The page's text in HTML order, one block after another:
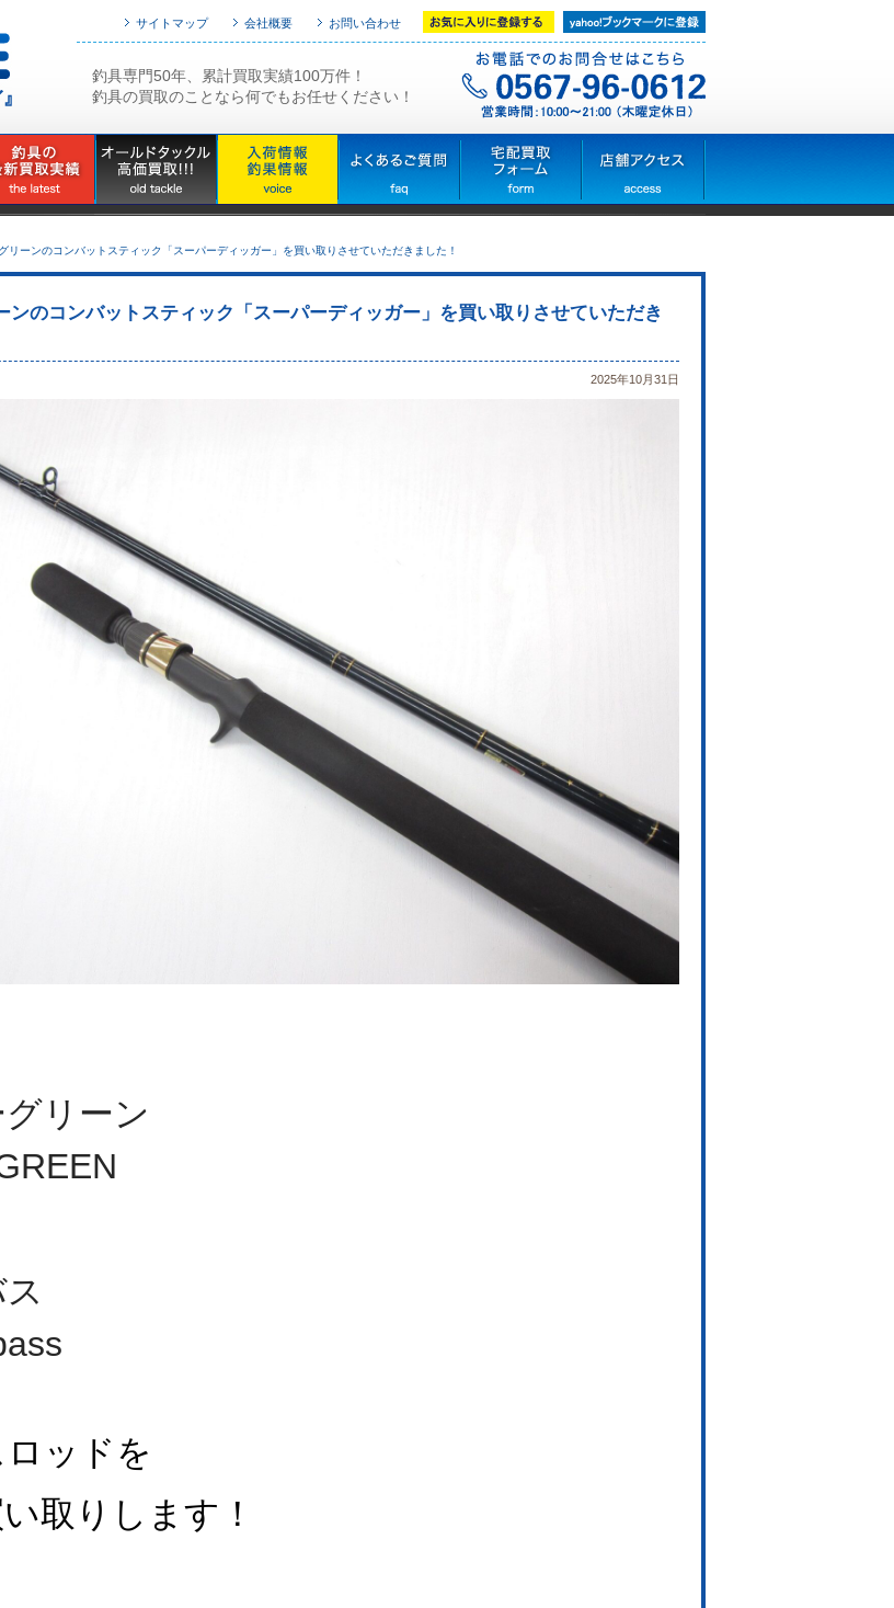
サイトマップ 会社概要 お問い合わせ
釣具専門50年、累計買取実績100万件！
釣具の買取のことなら何でもお任せください！
リーンのコンバットスティック「スーパーディッガー」を買い取りさせていただきました！
ンのコンバットスティック「スーパーディッガー」を買い取りさせていただき
2025年10月31日
リーン
ッドを
取りします！